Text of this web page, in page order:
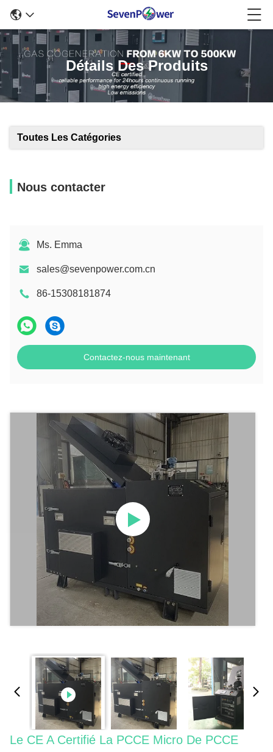
Détails Des Produits
Toutes Les Catégories
Nous contacter
Ms. Emma
sales@sevenpower.com.cn
86-15308181874
Contactez-nous maintenant
Le CE A Certifié La PCCE Micro De PCCE